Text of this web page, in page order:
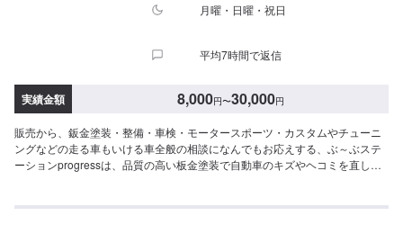
月曜・日曜・祝日
平均7時間で返信
実績金額 8,000円〜30,000円
販売から、鈑金塗装・整備・車検・モータースポーツ・カスタムやチューニ
ングなどの走る車もいける車全般の相談になんでもお応えする、ぶ～ぶステ
ーションprogressは、品質の高い板金塗装で自動車のキズやヘコミを直しま
ので、お気軽にお問い合わせください。ブレーキパッドの交換や車内のクリ